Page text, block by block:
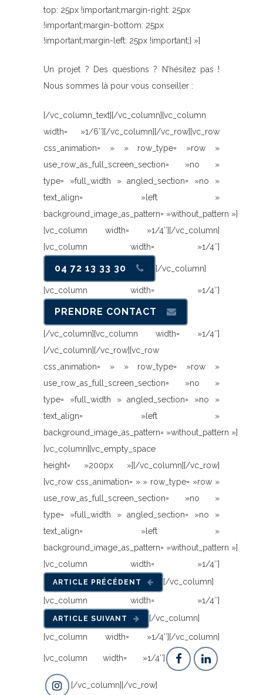
top: 25px !important;margin-right: 25px
!important;margin-bottom: 25px
!important;margin-left: 25px !important;} »]
Un projet ? Des questions ? N’hésitez pas !
Nous sommes là pour vous conseiller :
[/vc_column_text][/vc_column][vc_column
width= »1/6″][/vc_column][/vc_row][vc_row
css_animation= » » row_type= »row »
use_row_as_full_screen_section= »no »
type= »full_width » angled_section= »no »
text_align= »left »
background_image_as_pattern= »without_pattern »]
[vc_column width= »1/4″][/vc_column]
[vc_column width= »1/4″]
04 72 13 33 30 [/vc_column]
[vc_column width= »1/4″]
PRENDRE CONTACT
[/vc_column][vc_column width= »1/4″]
[/vc_column][/vc_row][vc_row
css_animation= » » row_type= »row »
use_row_as_full_screen_section= »no »
type= »full_width » angled_section= »no »
text_align= »left »
background_image_as_pattern= »without_pattern »]
[vc_column][vc_empty_space
height= »200px »][/vc_column][/vc_row]
[vc_row css_animation= » » row_type= »row »
use_row_as_full_screen_section= »no »
type= »full_width » angled_section= »no »
text_align= »left »
background_image_as_pattern= »without_pattern »]
[vc_column width= »1/4″]
ARTICLE PRÉCÉDENT
[/vc_column]
[vc_column width= »1/4″]
ARTICLE SUIVANT
[/vc_column]
[vc_column width= »1/4″][/vc_column]
[vc_column width= »1/4″]
[/vc_column][/vc_row]